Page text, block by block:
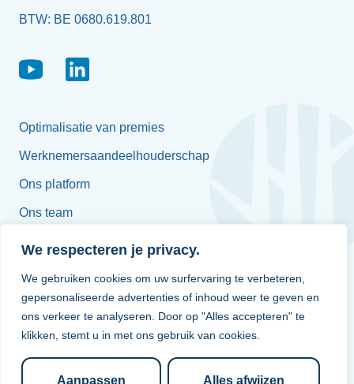
We respecteren je privacy.
We gebruiken cookies om uw surfervaring te verbeteren,
gepersonaliseerde advertenties of inhoud weer te geven en
ons verkeer te analyseren. Door op "Alles accepteren" te
klikken, stemt u in met ons gebruik van cookies.
Aanpassen Alles afwijzen
BTW: BE 0680.619.801
Optimalisatie van premies
Werknemersaandeelhouderschap
Ons platform
Ons team
Françoise Platteborse
+32 496 58 61 97
info@bluetrees.be